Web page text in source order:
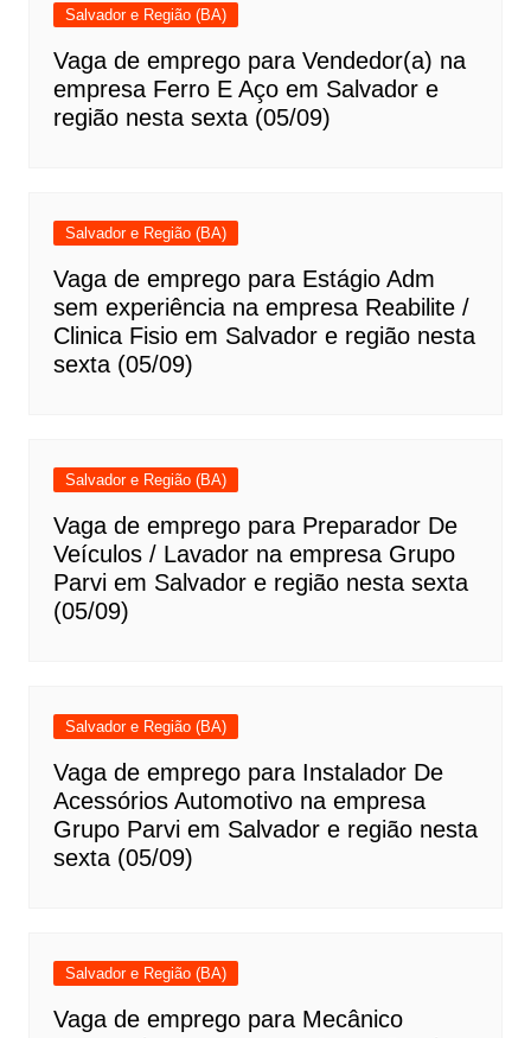
Salvador e Região (BA)
Vaga de emprego para Vendedor(a) na
empresa Ferro E Aço em Salvador e
região nesta sexta (05/09)
Salvador e Região (BA)
Vaga de emprego para Estágio Adm
sem experiência na empresa Reabilite /
Clinica Fisio em Salvador e região nesta
sexta (05/09)
Salvador e Região (BA)
Vaga de emprego para Preparador De
Veículos / Lavador na empresa Grupo
Parvi em Salvador e região nesta sexta
(05/09)
Salvador e Região (BA)
Vaga de emprego para Instalador De
Acessórios Automotivo na empresa
Grupo Parvi em Salvador e região nesta
sexta (05/09)
Salvador e Região (BA)
Vaga de emprego para Mecânico